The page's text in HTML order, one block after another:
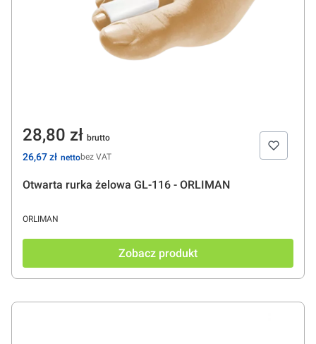
Otwarta rurka żelowa GL-116 - ORLIMAN
PRODUCENT
ORLIMAN
Cena
28,80 zł
Cena
26,67 zł bez VAT
Zobacz produkt